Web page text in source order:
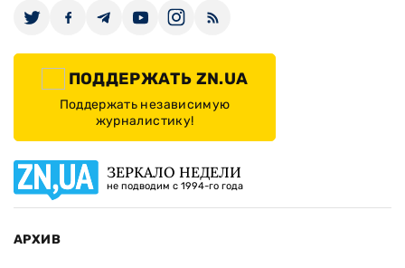
ПОДДЕРЖАТЬ ZN.UA
Поддержать независимую
журналистику!
ЗЕРКАЛО НЕДЕЛИ
не подводим с 1994-го года
АРХИВ